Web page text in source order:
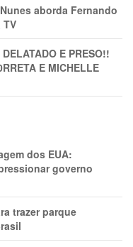
aborda Fernando
TV
E PRESO!!
E MICHELLE
dos EUA:
governo
trazer parque